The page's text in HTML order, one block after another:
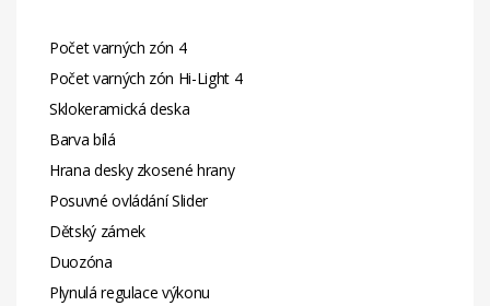
Počet varných zón 4
Počet varných zón Hi-Light 4
Sklokeramická deska
Barva bílá
Hrana desky zkosené hrany
Posuvné ovládání Slider
Dětský zámek
Duozóna
Plynulá regulace výkonu